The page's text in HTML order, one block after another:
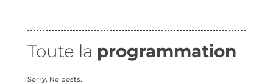
Toute la programmation
Sorry, No posts.